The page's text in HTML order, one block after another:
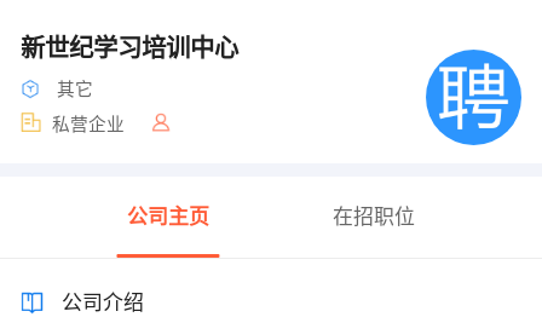
新世纪学习培训中心
其它
私营企业
公司主页 在招职位
公司介绍